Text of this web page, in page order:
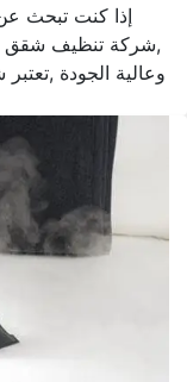
إذا كنت تبحث
,شركة تنظيف شقق
وعالية الجودة